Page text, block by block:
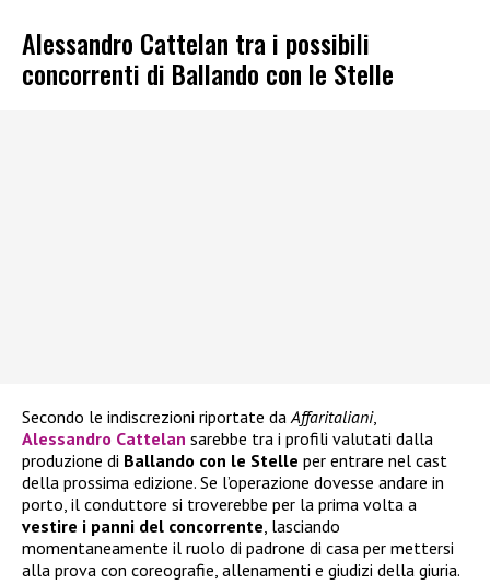
Alessandro Cattelan tra i possibili
concorrenti di Ballando con le Stelle
Secondo le indiscrezioni riportate daAffaritaliani,
Alessandro Cattelan sarebbe tra i profili valutati dalla
produzione di Ballando con le Stelle per entrare nel cast
della prossima edizione. Se l’operazione dovesse andare in
porto, il conduttore si troverebbe per la prima volta a
vestire i panni del concorrente, lasciando
momentaneamente il ruolo di padrone di casa per mettersi
alla prova con coreografie, allenamenti e giudizi della giuria.